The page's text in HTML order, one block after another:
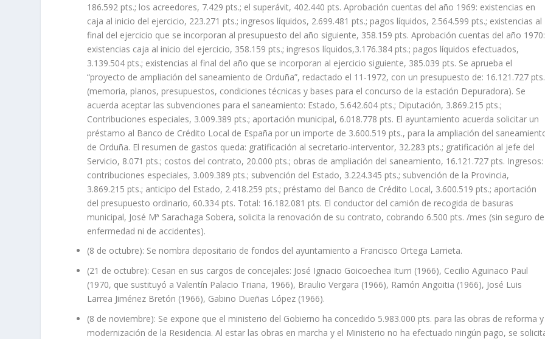
186.592 pts.; los acreedores, 7.429 pts.; el superávit, 402.440 pts. Aprobación cuentas del año 1969: existencias en
caja al inicio del ejercicio, 223.271 pts.; ingresos líquidos, 2.699.481 pts.; pagos líquidos, 2.564.599 pts.; existencias al
final del ejercicio que se incorporan al presupuesto del año siguiente, 358.159 pts. Aprobación cuentas del año 1970:
existencias caja al inicio del ejercicio, 358.159 pts.; ingresos líquidos,3.176.384 pts.; pagos líquidos efectuados,
3.139.504 pts.; existencias al final del año que se incorporan al ejercicio siguiente, 385.039 pts. Se aprueba el
“proyecto de ampliación del saneamiento de Orduña”, redactado el 11-1972, con un presupuesto de: 16.121.727 pts.
(memoria, planos, presupuestos, condiciones técnicas y bases para el concurso de la estación Depuradora). Se
acuerda aceptar las subvenciones para el saneamiento: Estado, 5.642.604 pts.; Diputación, 3.869.215 pts.;
Contribuciones especiales, 3.009.389 pts.; aportación municipal, 6.018.778 pts. El ayuntamiento acuerda solicitar un
préstamo al Banco de Crédito Local de España por un importe de 3.600.519 pts., para la ampliación del
de Orduña. El resumen de gastos queda: gratificación al secretario-interventor, 32.283 pts.; gratificación al jefe del
Servicio, 8.071 pts.; costos del contrato, 20.000 pts.; obras de ampliación del saneamiento, 16.121.727 pts. Ingresos:
contribuciones especiales, 3.009.389 pts.; subvención del Estado, 3.224.345 pts.; subvención de la Provincia,
3.869.215 pts.; anticipo del Estado, 2.418.259 pts.; préstamo del Banco de Crédito Local, 3.600.519 pts.; aportación
del presupuesto ordinario, 60.334 pts. Total: 16.182.081 pts. El conductor del camión de recogida de basuras
municipal, José Mª Sarachaga Sobera, solicita la renovación de su contrato, cobrando 6.500 pts. /mes (sin seguro de
enfermedad ni de accidentes).
(8 de octubre): Se nombra depositario de fondos del ayuntamiento a Francisco Ortega Larrieta.
(21 de octubre): Cesan en sus cargos de concejales: José Ignacio Goicoechea Iturri (1966), Cecilio Aguinaco Paul
(1970, que sustituyó a Valentín Palacio Triana, 1966), Braulio Vergara (1966), Ramón Angoitia (1966), José Luis
Larrea Jiménez Bretón (1966), Gabino Dueñas López (1966).
(8 de noviembre): Se expone que el ministerio del Gobierno ha concedido 5.983.000 pts. para las obras de reforma y
modernización de la Residencia. Al estar las obras en marcha y el Ministerio no ha efectuado ningún pago, se